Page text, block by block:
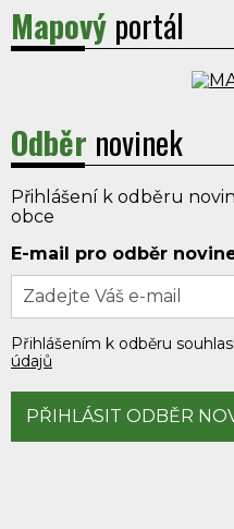
Mapový portál
Odběr novinek
Přihlášení k odběru
obce
E-mail pro odběr
Přihlášením k odběru
údajů
PŘIHLÁSIT ODBĚR